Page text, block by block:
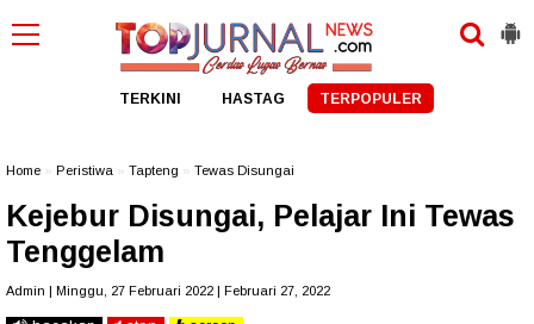
TERKINI HASTAG TERPOPULER
Home Peristiwa Tapteng Tewas Disungai
Kejebur Disungai, Pelajar Ini Tewas
Tenggelam
Admin | Minggu, 27 Februari 2022 | Februari 27, 2022